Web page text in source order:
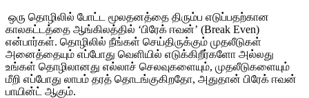
ஒரு தொழிலில் போட்ட மூலதனத்தை திரும்ப எடுப்பதற்கான
காலகட்டத்தை ஆங்கிலத்தில் ‘பிரேக் ஈவன்’ (Break Even)
என்பார்கள். தொழிலில் நீங்கள் செய்திருக்கும் முதலீடுகள்
அனைத்தையும் எப்போது வெளியில் எடுக்கிறீர்களோ அல்லது
உங்கள் தொழிலானது எல்லாச் செலவுகளையும், முதலீடுகளையும்
மீறி எப்போது லாபம் தரத் தொடங்குகிறதோ, அதுதான் பிரேக் ஈவன்
பாயின்ட் ஆகும்.